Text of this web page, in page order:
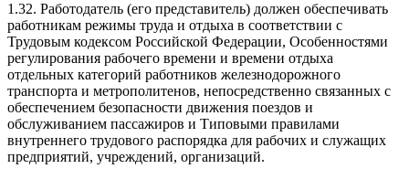
1.32. Работодатель (его представитель) должен обеспечивать
работникам режимы труда и отдыха в соответствии с
Трудовым кодексом Российской Федерации, Особенностями
регулирования рабочего времени и времени отдыха
отдельных категорий работников железнодорожного
транспорта и метрополитенов, непосредственно связанных с
обеспечением безопасности движения поездов и
обслуживанием пассажиров и Типовыми правилами
внутреннего трудового распорядка для рабочих и служащих
предприятий, учреждений, организаций.